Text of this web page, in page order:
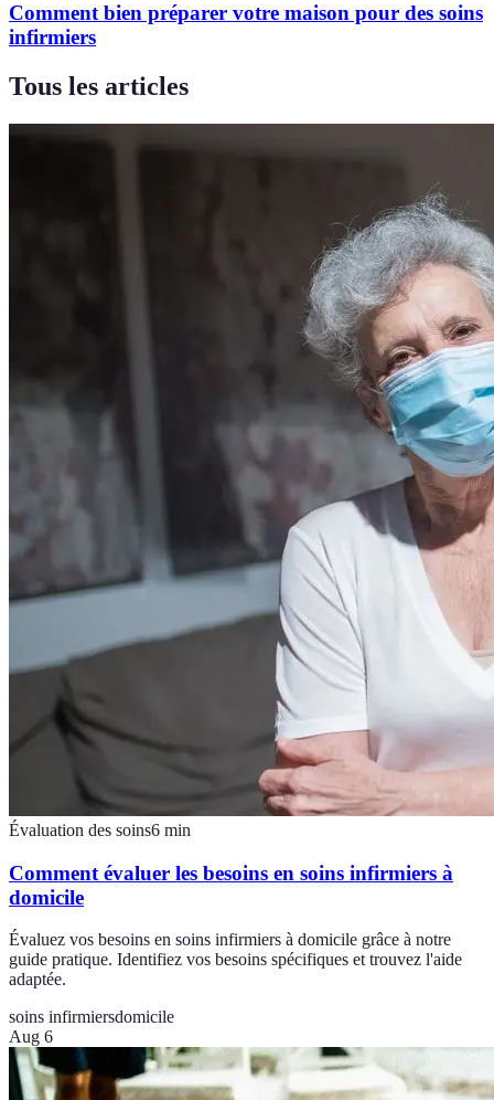
Comment bien préparer votre maison pour des soins
infirmiers
Tous les articles
Évaluation des soins6 min
Comment évaluer les besoins en soins infirmiers à
domicile
Évaluez vos besoins en soins infirmiers à domicile grâce à notre
guide pratique. Identifiez vos besoins spécifiques et trouvez l'aide
adaptée.
soins infirmiersdomicile
Aug 6